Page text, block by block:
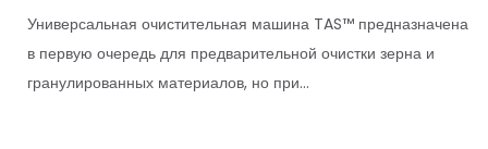
Универсальная очистительная машина TAS™ предназначена
в первую очередь для предварительной очистки зерна и
гранулированных материалов, но при...